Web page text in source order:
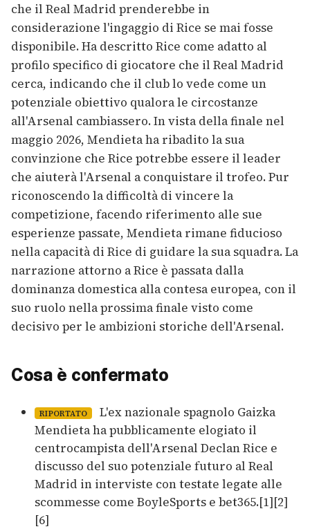
che il Real Madrid prenderebbe in
considerazione l'ingaggio di Rice se mai fosse
disponibile. Ha descritto Rice come adatto al
profilo specifico di giocatore che il Real Madrid
cerca, indicando che il club lo vede come un
potenziale obiettivo qualora le circostanze
all'Arsenal cambiassero. In vista della finale nel
maggio 2026, Mendieta ha ribadito la sua
convinzione che Rice potrebbe essere il leader
che aiuterà l'Arsenal a conquistare il trofeo. Pur
riconoscendo la difficoltà di vincere la
competizione, facendo riferimento alle sue
esperienze passate, Mendieta rimane fiducioso
nella capacità di Rice di guidare la sua squadra. La
narrazione attorno a Rice è passata dalla
dominanza domestica alla contesa europea, con il
suo ruolo nella prossima finale visto come
decisivo per le ambizioni storiche dell'Arsenal.
Cosa è confermato
RIPORTATO
L'ex nazionale spagnolo Gaizka
Mendieta ha pubblicamente elogiato il
centrocampista dell'Arsenal Declan Rice e
discusso del suo potenziale futuro al Real
Madrid in interviste con testate legate alle
scommesse come BoyleSports e bet365.[1][2]
[6]